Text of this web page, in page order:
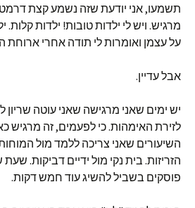
תשמעו, אני יודעת שזה נשמע קצת
מרגיש. ויש לי ילדות טובות! ילדות
על עצמן ואומרות לי תודה אחרי ארוחת
אבל עדיין.
יש ימים שאני מרגישה שאני עוטה שריון
לזירת האימהות. כי לפעמים, זה מרגיש
השיעורים שאני צריכה ללמד מול
הזריזות. בית נקי מול ידיים דביקות.
פוסקים בשביל להשיג עוד חמש דקות.